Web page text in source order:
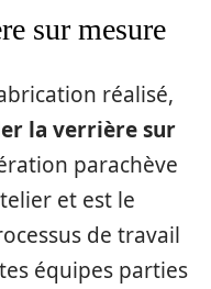
sur mesure
réalisé,
la verrière sur
parachève
et est le
de travail
équipes parties